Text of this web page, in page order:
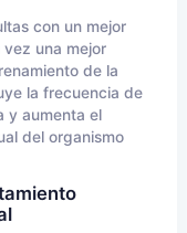
con un mejor
una mejor
de la
la frecuencia de
y aumenta el
del organismo